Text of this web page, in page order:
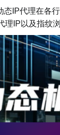
代理在各行
理IP以及指纹